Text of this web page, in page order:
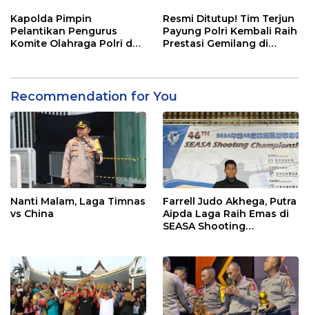
CUP 2024
Kapolda Pimpin
Pelantikan Pengurus
Komite Olahraga Polri dan
Polda Sumbar
Resmi Ditutup! Tim Terjun
Payung Polri Kembali Raih
Prestasi Gemilang di
Cup 2024
Recommendation for You
Nanti Malam, Laga Timnas
vs China
Farrell Judo Akhega, Putra
Aipda Laga Raih Emas di
SEASA Shooting